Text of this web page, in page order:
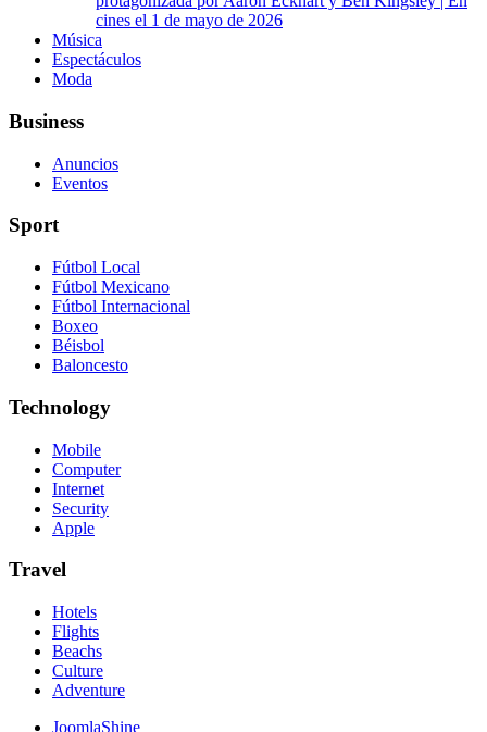
cines el 1 de mayo de 2026
Música
Espectáculos
Moda
Business
Anuncios
Eventos
Sport
Fútbol Local
Fútbol Mexicano
Fútbol Internacional
Boxeo
Béisbol
Baloncesto
Technology
Mobile
Computer
Internet
Security
Apple
Travel
Hotels
Flights
Beachs
Culture
Adventure
JoomlaShine